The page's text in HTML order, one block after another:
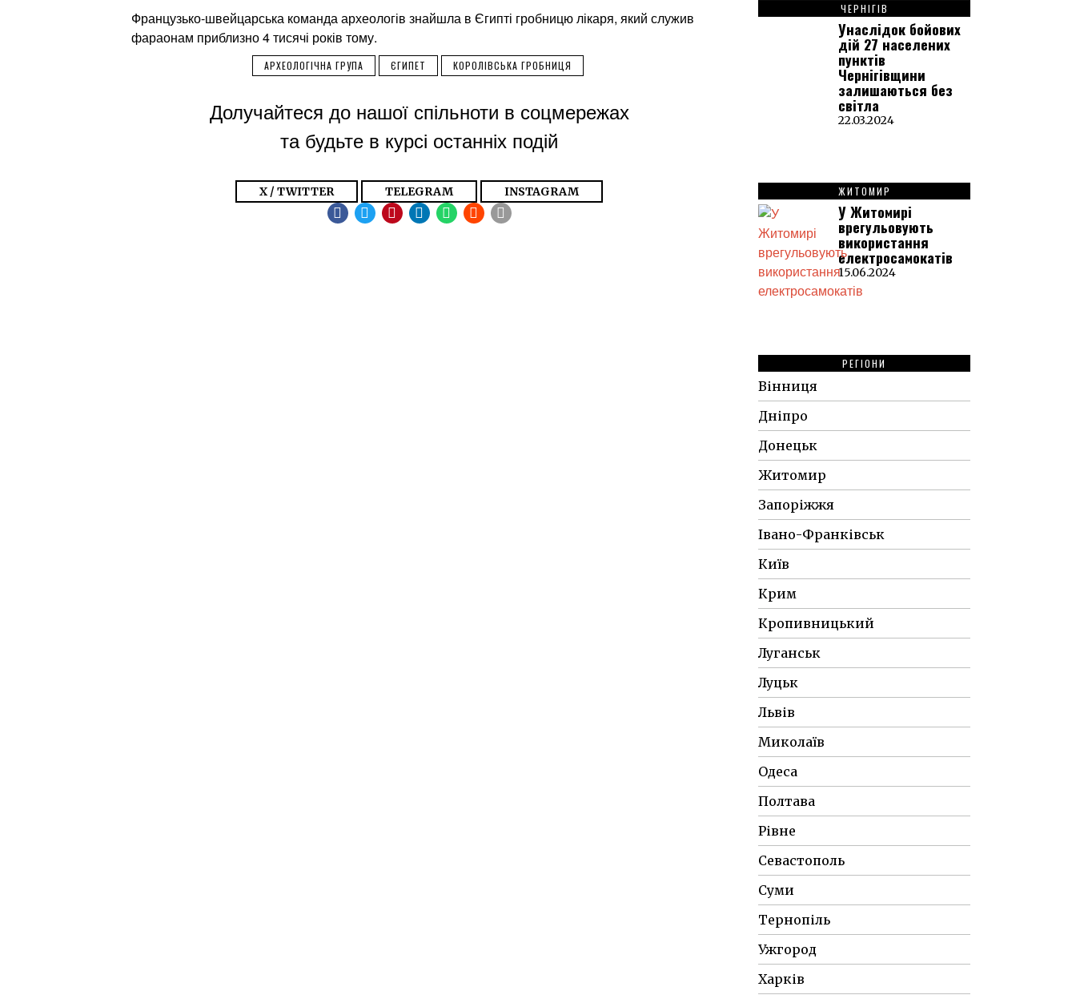
Французько-швейцарська команда археологів знайшла в Єгипті гробницю лікаря, який служив
фараонам приблизно 4 тисячі років тому.
АРХЕОЛОГІЧНА ГРУПА ЄГИПЕТ КОРОЛІВСЬКА ГРОБНИЦЯ
Долучайтеся до нашої спільноти в соцмережах
та будьте в курсі останніх подій
X / TWITTER TELEGRAM INSTAGRAM
ЧЕРНІГІВ
Унаслідок бойових
дій 27 населених
пунктів
Чернігівщини
залишаються без
світла
22.03.2024
ЖИТОМИР
У Житомирі
врегульовують
використання
електросамокатів
15.06.2024
РЕГІОНИ
Вінниця
Дніпро
Донецьк
Житомир
Запоріжжя
Івано-Франківськ
Київ
Крим
Кропивницький
Луганськ
Луцьк
Львів
Миколаїв
Одеса
Полтава
Рівне
Севастополь
Суми
Тернопіль
Ужгород
Харків